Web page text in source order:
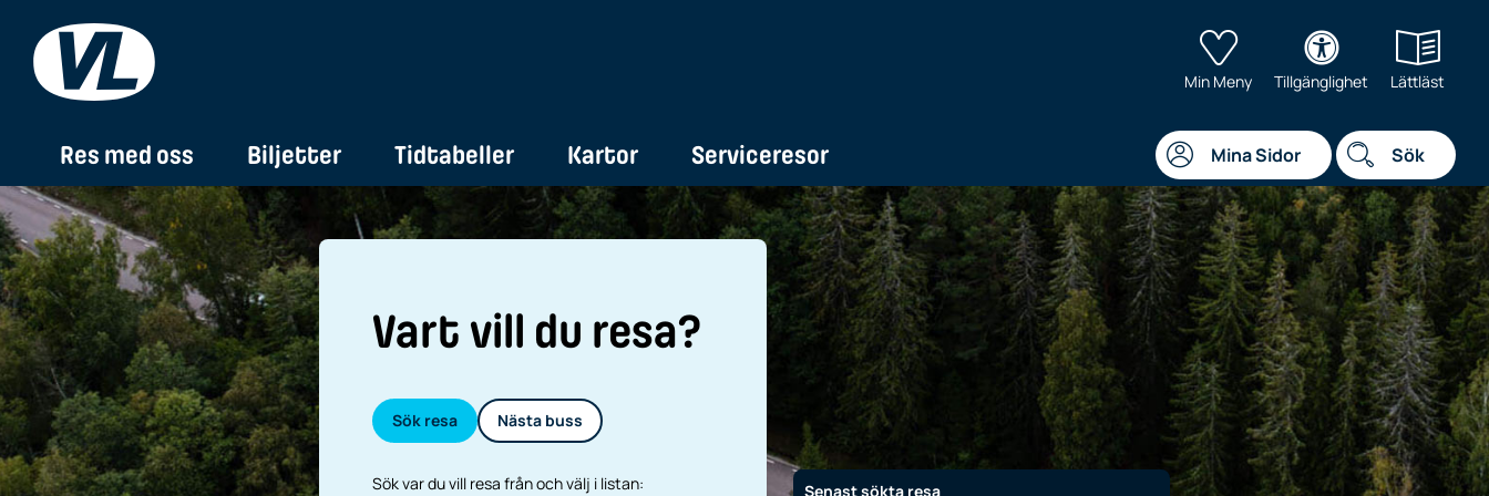
Min Meny Tillgänglighet Lättläst
Res med oss Biljetter Tidtabeller Kartor Serviceresor Mina Sidor Sök
Välkommen till VL
Vart vill du resa?
Sök resa Nästa buss
Sök var du vill resa från och välj i listan: Senast sökta resa